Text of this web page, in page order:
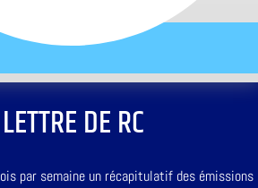
DE RC
par semaine un récapitulatif des émissions